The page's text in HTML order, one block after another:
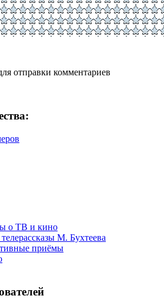
отправки комментариев
о ТВ и кино
М. Бухтеева
приёмы